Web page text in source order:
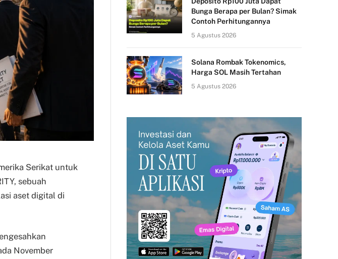
Serikat untuk
sebuah
aset digital di
November
Bunga Berapa per Bulan? Simak
Contoh Perhitungannya
5 Agustus 2026
Solana Rombak Tokenomics,
Harga SOL Masih Tertahan
5 Agustus 2026